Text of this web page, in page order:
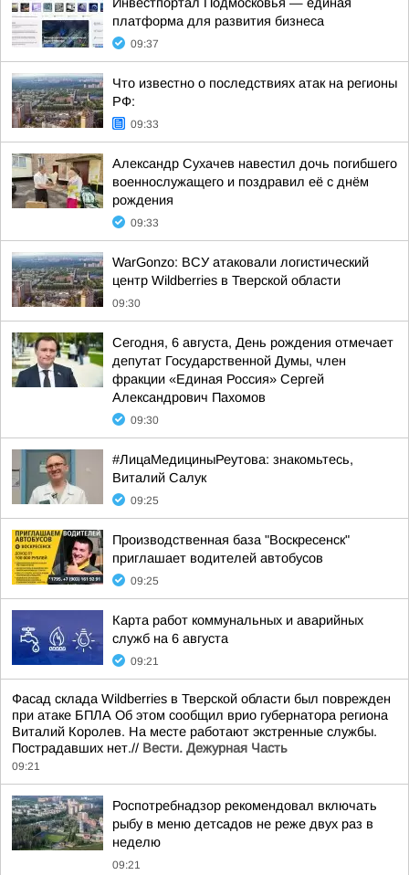
платформа для развития бизнеса
09:37
Что известно о последствиях атак на регионы
РФ:
09:33
Александр Сухачев навестил дочь погибшего
военнослужащего и поздравил её с днём
рождения
09:33
WarGonzo: ВСУ атаковали логистический
центр Wildberries в Тверской области
09:30
Сегодня, 6 августа, День рождения отмечает
депутат Государственной Думы, член
фракции «Единая Россия» Сергей
Александрович Пахомов
09:30
#ЛицаМедициныРеутова: знакомьтесь,
Виталий Салук
09:25
Производственная база "Воскресенск"
приглашает водителей автобусов
09:25
Карта работ коммунальных и аварийных
служб на 6 августа
09:21
Фасад склада Wildberries в Тверской области был поврежден
при атаке БПЛА Об этом сообщил врио губернатора региона
Виталий Королев. На месте работают экстренные службы.
Пострадавших нет.// Вести. Дежурная Часть
09:21
Роспотребнадзор рекомендовал включать
рыбу в меню детсадов не реже двух раз в
неделю
09:21